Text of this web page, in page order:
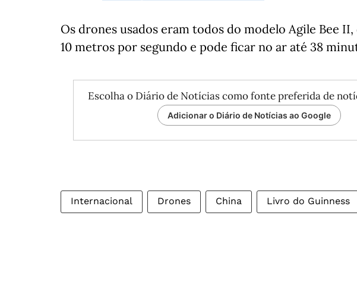
Os drones usados eram todos do modelo Agile Bee II,
10 metros por segundo e pode ficar no ar até 38
Escolha o Diário de Notícias como fonte preferida de
Adicionar o Diário de Notícias ao Google
Internacional Drones China Livro do Guinness